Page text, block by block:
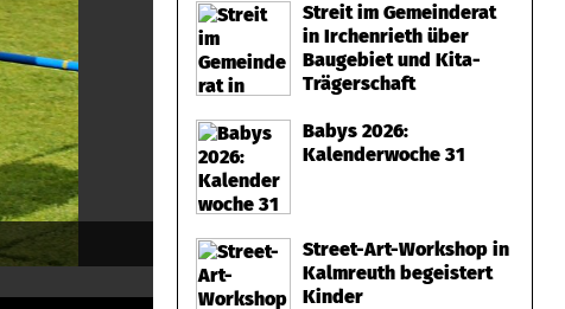
Streit im Gemeinderat
in Irchenrieth über
Baugebiet und Kita-
Trägerschaft
Babys 2026:
Kalenderwoche 31
Street-Art-Workshop in
Kalmreuth begeistert
Kinder